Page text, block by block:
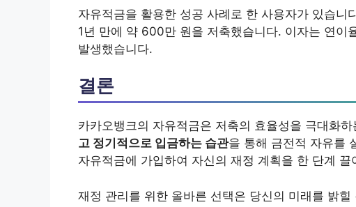
자유적금을 활용한 성공 사례로 한 사용자가 있습
1년 만에 약 600만 원을 저축했습니다. 이자는 연이
발생했습니다.
결론
카카오뱅크의 자유적금은 저축의 효율성을 극대화
고 정기적으로 입금하는 습관을 통해 금전적 자유를
자유적금에 가입하여 자신의 재정 계획을 한 단계 끌
재정 관리를 위한 올바른 선택은 당신의 미래를 밝힐